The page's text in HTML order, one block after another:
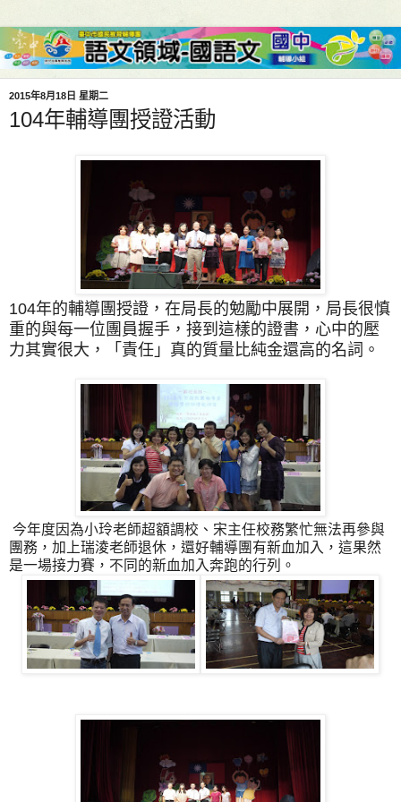
2015年8月18日 星期二
104年輔導團授證活動
104年的輔導團授證，在局長的勉勵中展開，局長很慎
重的與每一位團員握手，接到這樣的證書，心中的壓
力其實很大，「責任」真的質量比純金還高的名詞。
今年度因為小玲老師超額調校、宋主任校務繁忙無法再參與
團務，加上瑞淩老師退休，還好輔導團有新血加入，這果然
是一場接力賽，不同的新血加入奔跑的行列。